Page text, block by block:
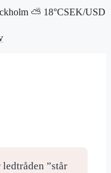
⛅ 18°CSEK/USD
”står